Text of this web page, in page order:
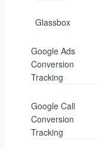
Glassbox
Google Ads
Conversion
Tracking
Google Call
Conversion
Tracking